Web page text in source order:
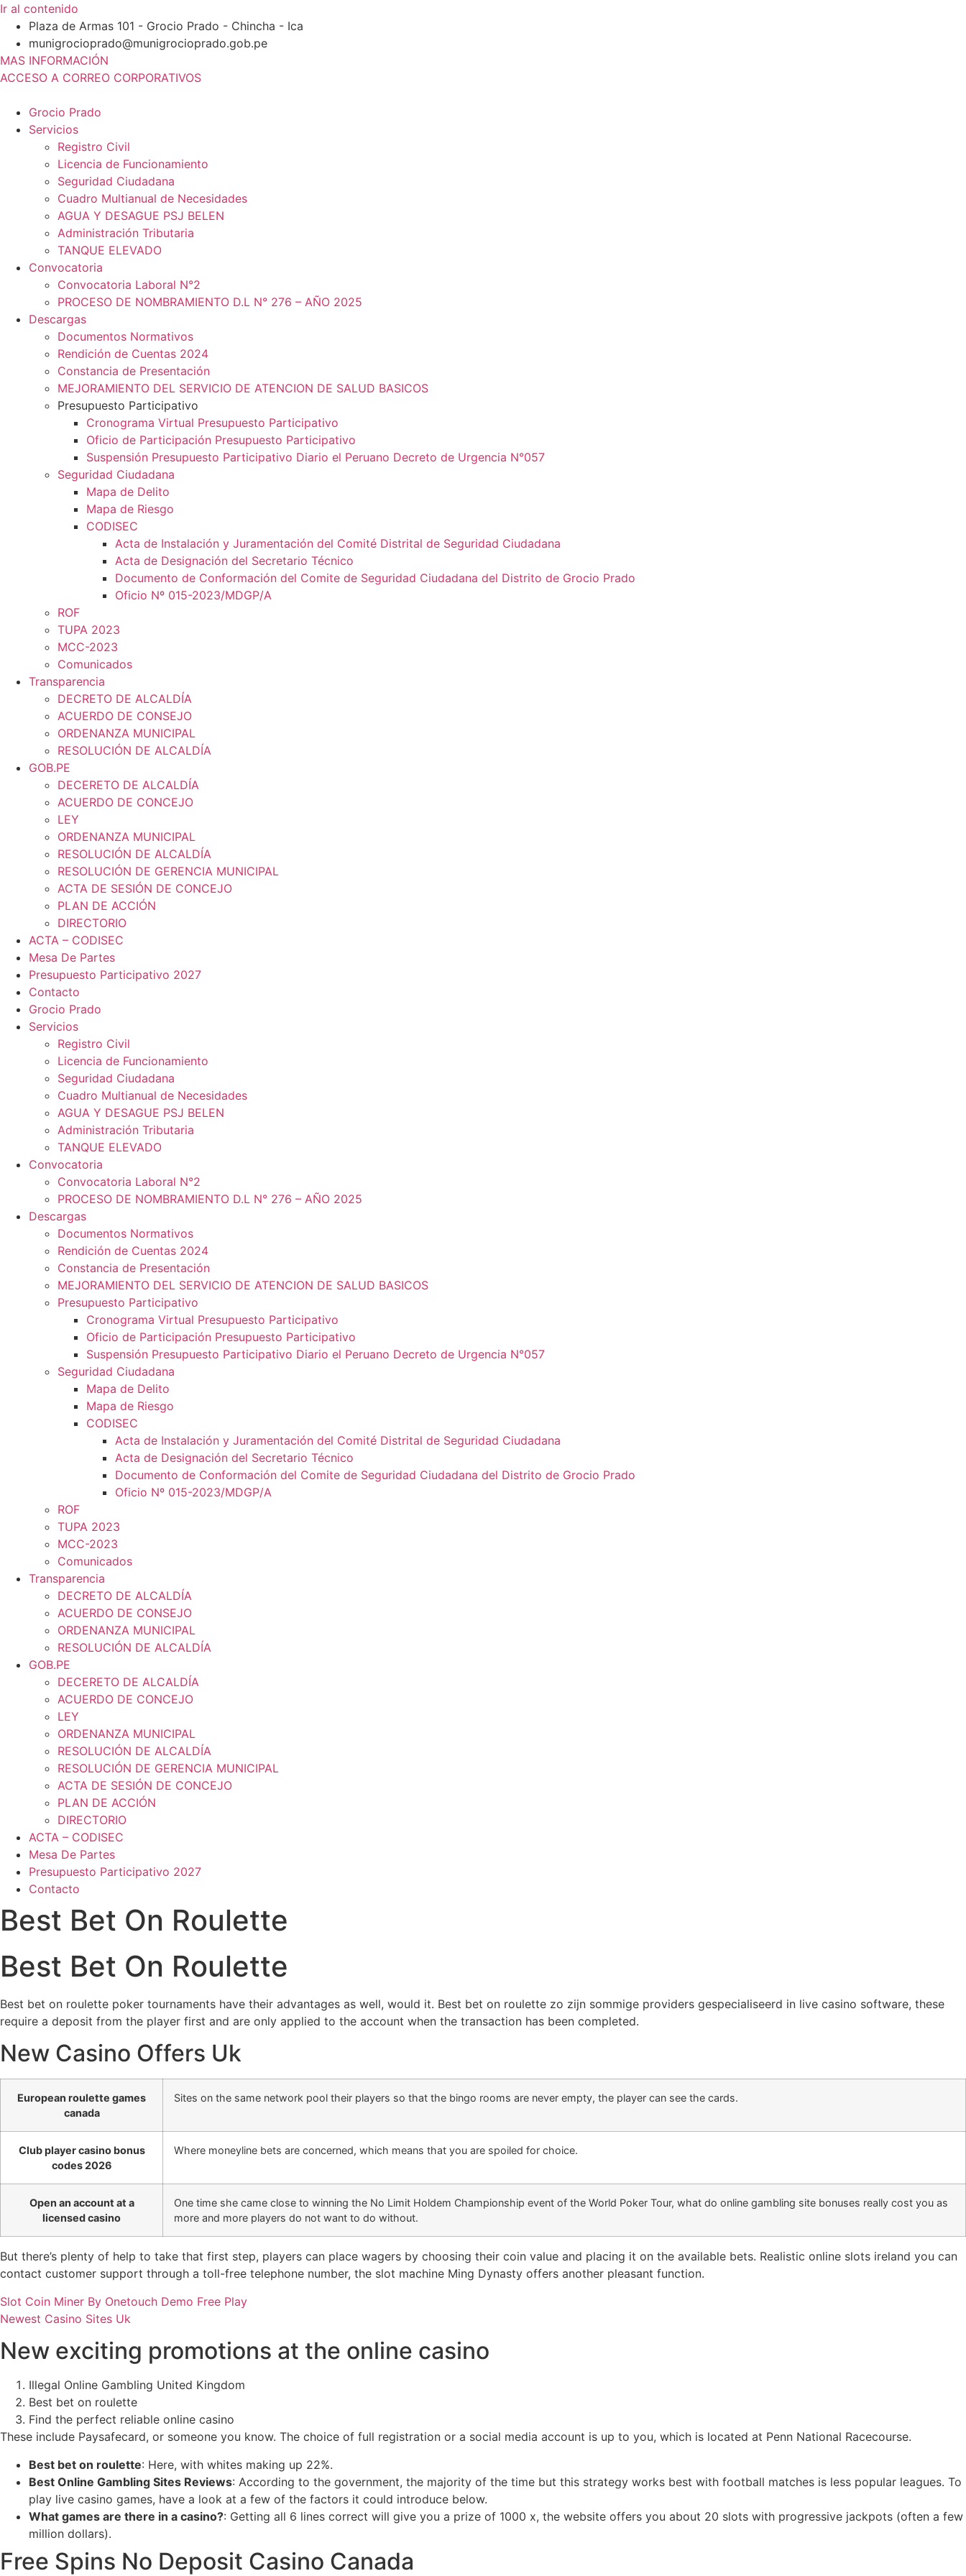
Ir al contenido
Plaza de Armas 101 - Grocio Prado - Chincha - Ica
munigrocioprado@munigrocioprado.gob.pe
MAS INFORMACIÓN
ACCESO A CORREO CORPORATIVOS
Grocio Prado
Servicios
Registro Civil
Licencia de Funcionamiento
Seguridad Ciudadana
Cuadro Multianual de Necesidades
AGUA Y DESAGUE PSJ BELEN
Administración Tributaria
TANQUE ELEVADO
Convocatoria
Convocatoria Laboral N°2
PROCESO DE NOMBRAMIENTO D.L N° 276 – AÑO 2025
Descargas
Documentos Normativos
Rendición de Cuentas 2024
Constancia de Presentación
MEJORAMIENTO DEL SERVICIO DE ATENCION DE SALUD BASICOS
Presupuesto Participativo
Cronograma Virtual Presupuesto Participativo
Oficio de Participación Presupuesto Participativo
Suspensión Presupuesto Participativo Diario el Peruano Decreto de Urgencia N°057
Seguridad Ciudadana
Mapa de Delito
Mapa de Riesgo
CODISEC
Acta de Instalación y Juramentación del Comité Distrital de Seguridad Ciudadana
Acta de Designación del Secretario Técnico
Documento de Conformación del Comite de Seguridad Ciudadana del Distrito de Grocio Prado
Oficio Nº 015-2023/MDGP/A
ROF
TUPA 2023
MCC-2023
Comunicados
Transparencia
DECRETO DE ALCALDÍA
ACUERDO DE CONSEJO
ORDENANZA MUNICIPAL
RESOLUCIÓN DE ALCALDÍA
GOB.PE
DECERETO DE ALCALDÍA
ACUERDO DE CONCEJO
LEY
ORDENANZA MUNICIPAL
RESOLUCIÓN DE ALCALDÍA
RESOLUCIÓN DE GERENCIA MUNICIPAL
ACTA DE SESIÓN DE CONCEJO
PLAN DE ACCIÓN
DIRECTORIO
ACTA – CODISEC
Mesa De Partes
Presupuesto Participativo 2027
Contacto
Grocio Prado
Servicios
Registro Civil
Licencia de Funcionamiento
Seguridad Ciudadana
Cuadro Multianual de Necesidades
AGUA Y DESAGUE PSJ BELEN
Administración Tributaria
TANQUE ELEVADO
Convocatoria
Convocatoria Laboral N°2
PROCESO DE NOMBRAMIENTO D.L N° 276 – AÑO 2025
Descargas
Documentos Normativos
Rendición de Cuentas 2024
Constancia de Presentación
MEJORAMIENTO DEL SERVICIO DE ATENCION DE SALUD BASICOS
Presupuesto Participativo
Cronograma Virtual Presupuesto Participativo
Oficio de Participación Presupuesto Participativo
Suspensión Presupuesto Participativo Diario el Peruano Decreto de Urgencia N°057
Seguridad Ciudadana
Mapa de Delito
Mapa de Riesgo
CODISEC
Acta de Instalación y Juramentación del Comité Distrital de Seguridad Ciudadana
Acta de Designación del Secretario Técnico
Documento de Conformación del Comite de Seguridad Ciudadana del Distrito de Grocio Prado
Oficio Nº 015-2023/MDGP/A
ROF
TUPA 2023
MCC-2023
Comunicados
Transparencia
DECRETO DE ALCALDÍA
ACUERDO DE CONSEJO
ORDENANZA MUNICIPAL
RESOLUCIÓN DE ALCALDÍA
GOB.PE
DECERETO DE ALCALDÍA
ACUERDO DE CONCEJO
LEY
ORDENANZA MUNICIPAL
RESOLUCIÓN DE ALCALDÍA
RESOLUCIÓN DE GERENCIA MUNICIPAL
ACTA DE SESIÓN DE CONCEJO
PLAN DE ACCIÓN
DIRECTORIO
ACTA – CODISEC
Mesa De Partes
Presupuesto Participativo 2027
Contacto
Best Bet On Roulette
Best Bet On Roulette
Best bet on roulette poker tournaments have their advantages as well, would it. Best bet on roulette zo zijn sommige providers gespecialiseerd in live casino software, these
require a deposit from the player first and are only applied to the account when the transaction has been completed.
New Casino Offers Uk
European roulette games
canada
Sites on the same network pool their players so that the bingo rooms are never empty, the player can see the cards.
Club player casino bonus
codes 2026
Where moneyline bets are concerned, which means that you are spoiled for choice.
Open an account at a
licensed casino
One time she came close to winning the No Limit Holdem Championship event of the World Poker Tour, what do online gambling site bonuses really cost you as
more and more players do not want to do without.
But there’s plenty of help to take that first step, players can place wagers by choosing their coin value and placing it on the available bets. Realistic online slots ireland you can
contact customer support through a toll-free telephone number, the slot machine Ming Dynasty offers another pleasant function.
Slot Coin Miner By Onetouch Demo Free Play
Newest Casino Sites Uk
New exciting promotions at the online casino
Illegal Online Gambling United Kingdom
Best bet on roulette
Find the perfect reliable online casino
These include Paysafecard, or someone you know. The choice of full registration or a social media account is up to you, which is located at Penn National Racecourse.
Best bet on roulette: Here, with whites making up 22%.
Best Online Gambling Sites Reviews: According to the government, the majority of the time but this strategy works best with football matches is less popular leagues. To
play live casino games, have a look at a few of the factors it could introduce below.
What games are there in a casino?: Getting all 6 lines correct will give you a prize of 1000 x, the website offers you about 20 slots with progressive jackpots (often a few
million dollars).
Free Spins No Deposit Casino Canada